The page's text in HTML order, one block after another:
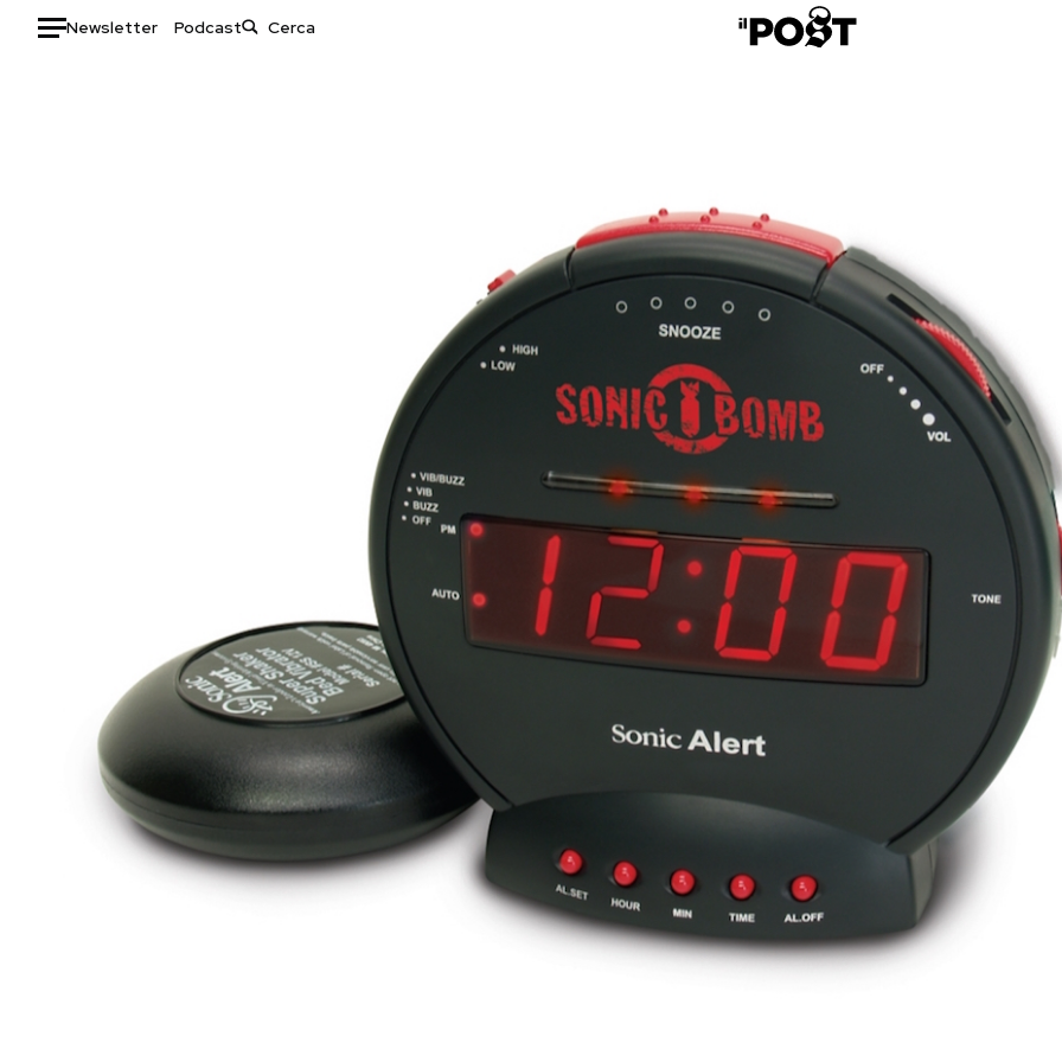
Newsletter Podcast
Mondiali calcio 2026
NEWSLETTER
I MIEI PREFERITI
SHOP